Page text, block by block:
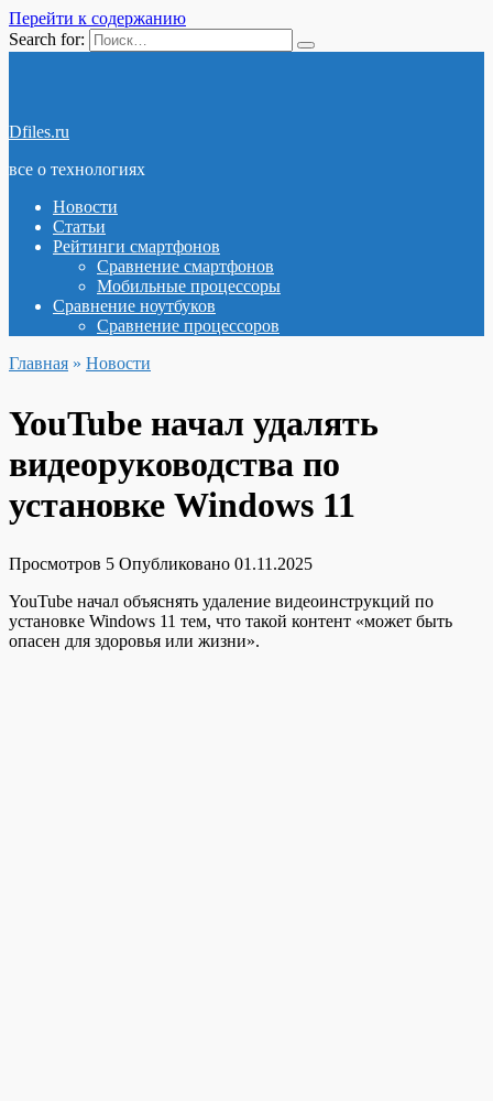
Перейти к содержанию
Search for:
Dfiles.ru
все о технологиях
Новости
Статьи
Рейтинги смартфонов
Сравнение смартфонов
Мобильные процессоры
Сравнение ноутбуков
Сравнение процессоров
Главная » Новости
YouTube начал удалять
видеоруководства по
установке Windows 11
Просмотров 5 Опубликовано 01.11.2025
YouTube начал объяснять удаление видеоинструкций по
установке Windows 11 тем, что такой контент «может быть
опасен для здоровья или жизни».